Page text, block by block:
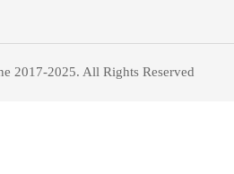
2017-2025. All Rights Reserved